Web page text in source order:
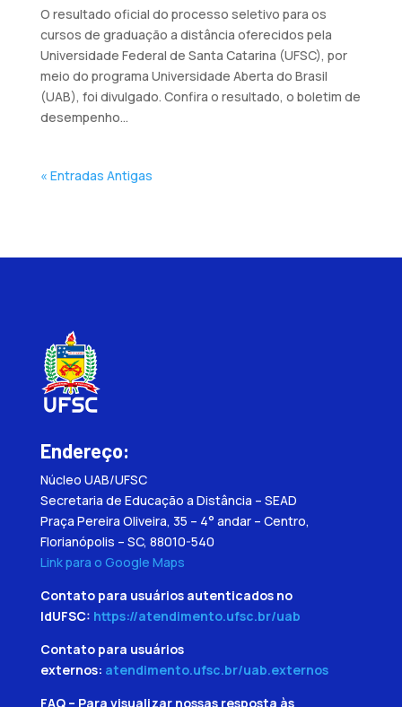
O resultado oficial do processo seletivo para os
cursos de graduação a distância oferecidos pela
Universidade Federal de Santa Catarina (UFSC), por
meio do programa Universidade Aberta do Brasil
(UAB), foi divulgado. Confira o resultado, o boletim de
desempenho...
« Entradas Antigas
Endereço:
Núcleo UAB/UFSC
Secretaria de Educação a Distância – SEAD
Praça Pereira Oliveira, 35 – 4° andar – Centro,
Florianópolis – SC, 88010-540
Link para o Google Maps
Contato para usuários autenticados no
IdUFSC: https://atendimento.ufsc.br/uab
Contato para usuários
externos: atendimento.ufsc.br/uab.externos
FAQ – Para visualizar nossas resposta às